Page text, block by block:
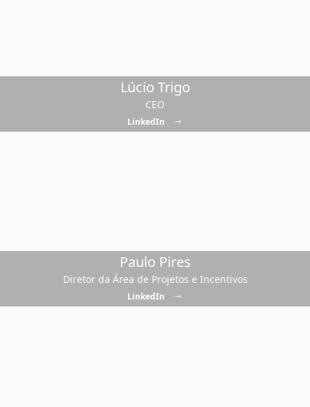
Lúcio Trigo
CEO
LinkedIn
Paulo Pires
Diretor da Área de Projetos e Incentivos
LinkedIn